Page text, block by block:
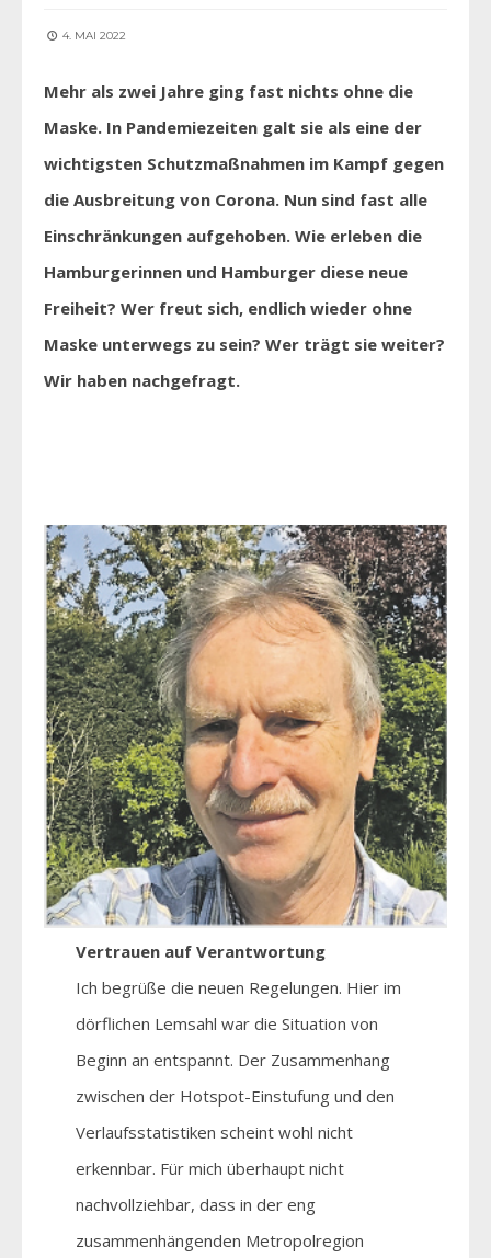
4. MAI 2022
Mehr als zwei Jahre ging fast nichts ohne die
Maske. In Pandemiezeiten galt sie als eine der
wichtigsten Schutzmaßnahmen im Kampf gegen
die Ausbreitung von Corona. Nun sind fast alle
Einschränkungen aufgehoben. Wie erleben die
Hamburgerinnen und Hamburger diese neue
Freiheit? Wer freut sich, endlich wieder ohne
Maske unterwegs zu sein? Wer trägt sie weiter?
Wir haben nachgefragt.
Vertrauen auf Verantwortung
Ich begrüße die neuen Regelungen. Hier im
dörflichen Lemsahl war die Situation von
Beginn an entspannt. Der Zusammenhang
zwischen der Hotspot-Einstufung und den
Verlaufsstatistiken scheint wohl nicht
erkennbar. Für mich überhaupt nicht
nachvollziehbar, dass in der eng
zusammenhängenden Metropolregion